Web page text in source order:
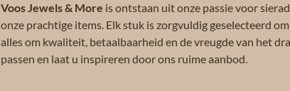
Voos Jewels & More is ontstaan uit onze passie voor
onze prachtige items. Elk stuk is zorgvuldig geselecteerd
alles om kwaliteit, betaalbaarheid en de vreugde van het
passen en laat u inspireren door ons ruime aanbod.